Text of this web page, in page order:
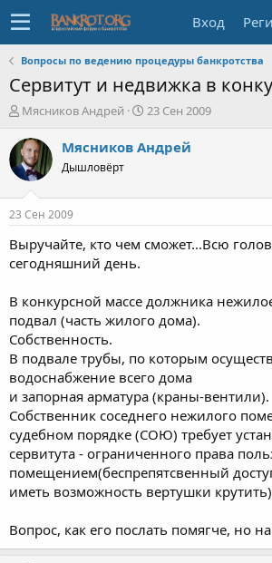
Вход
Вопросы по ведению процедуры банкротства
Сервитут и недвижка в
А
т
о
р
е
м
ы
Мясников Андрей
Д
т
л
23 Сен 2009
Мясников Андрей
Дышловёрт
23 Сен 2009
Выручайте, кто чем сможет...Всю
сегодняшний день.
В конкурсной массе должника
подвал (часть жилого дома).
Собственность.
В подвале трубы, по которым
водоснабжение всего дома
и запорная арматура (краны-вентили).
Собственник соседнего нежилого
судебном порядке (СОЮ) требует
сервитута - ограниченного права
помещением(беспрепятсвенный
иметь возможность вертушки
Вопрос, как его послать помягче, но